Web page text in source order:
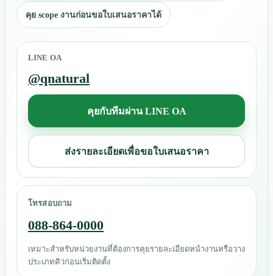
คุย scope งานก่อนขอใบเสนอราคาได้
LINE OA
@qnatural
คุยกับทีมผ่าน LINE OA
ส่งรายละเอียดเพื่อขอใบเสนอราคา
โทรสอบถาม
088-864-0000
เหมาะสำหรับหน่วยงานที่ต้องการคุยรายละเอียดหน้างานหรือวาง
ประเภทคิวก่อนเริ่มติดตั้ง